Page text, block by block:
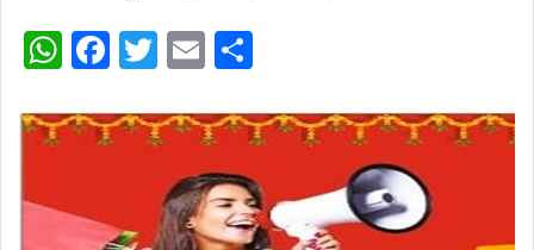
W
at
A
p
F
c
o
T
itt
er
E
ai
l
ar
e